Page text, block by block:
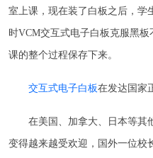
室上课，现在装了白板之后，学
时VCM交互式电子白板克服黑
课的整个过程保存下来。
交互式电子白板在发达国家
在美国、加拿大、日本等其
变得越来越受欢迎，国外一位校